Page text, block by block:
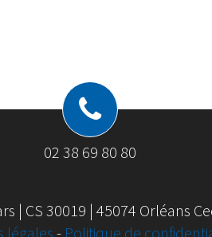
02 38 69 80 80
| CS 30019 | 45074 Orléans
légales - Politique de